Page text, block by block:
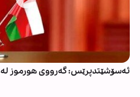
ئەسۆشێتدپرێس: گەرووی هورموز لەم